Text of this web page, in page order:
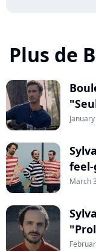
Plus de
feel-
March